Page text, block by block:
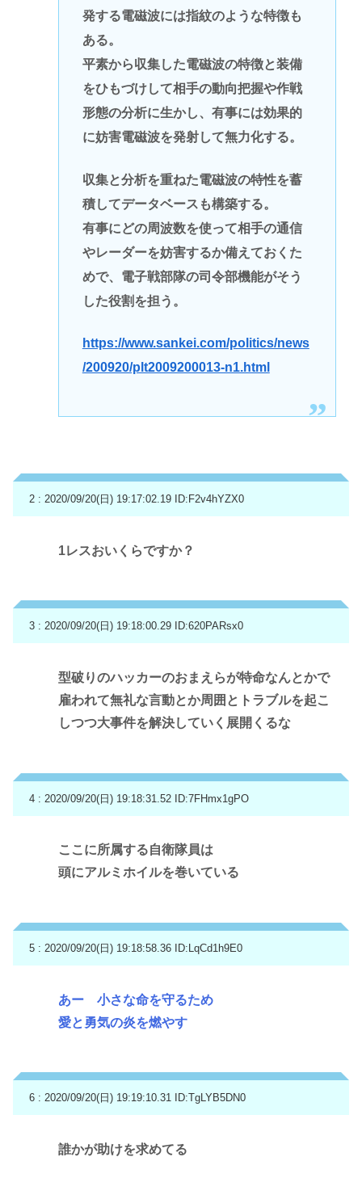
発する電磁波には指紋のような特徴も
ある。
平素から収集した電磁波の特徴と装備
をひもづけして相手の動向把握や作戦
形態の分析に生かし、有事には効果的
に妨害電磁波を発射して無力化する。
収集と分析を重ねた電磁波の特性を蓄
積してデータベースも構築する。
有事にどの周波数を使って相手の通信
やレーダーを妨害するか備えておくた
めで、電子戦部隊の司令部機能がそう
した役割を担う。
https://www.sankei.com/politics/news
/200920/plt2009200013-n1.html
2 : 2020/09/20(日) 19:17:02.19 ID:F2v4hYZX0
1レスおいくらですか？
3 : 2020/09/20(日) 19:18:00.29 ID:620PARsx0
型破りのハッカーのおまえらが特命なんとかで
雇われて無礼な言動とか周囲とトラブルを起こ
しつつ大事件を解決していく展開くるな
4 : 2020/09/20(日) 19:18:31.52 ID:7FHmx1gPO
ここに所属する自衛隊員は
頭にアルミホイルを巻いている
5 : 2020/09/20(日) 19:18:58.36 ID:LqCd1h9E0
あー 小さな命を守るため
愛と勇気の炎を燃やす
6 : 2020/09/20(日) 19:19:10.31 ID:TgLYB5DN0
誰かが助けを求めてる